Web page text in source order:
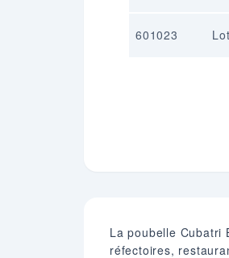
601023
La poubelle Cubatri
réfectoires,